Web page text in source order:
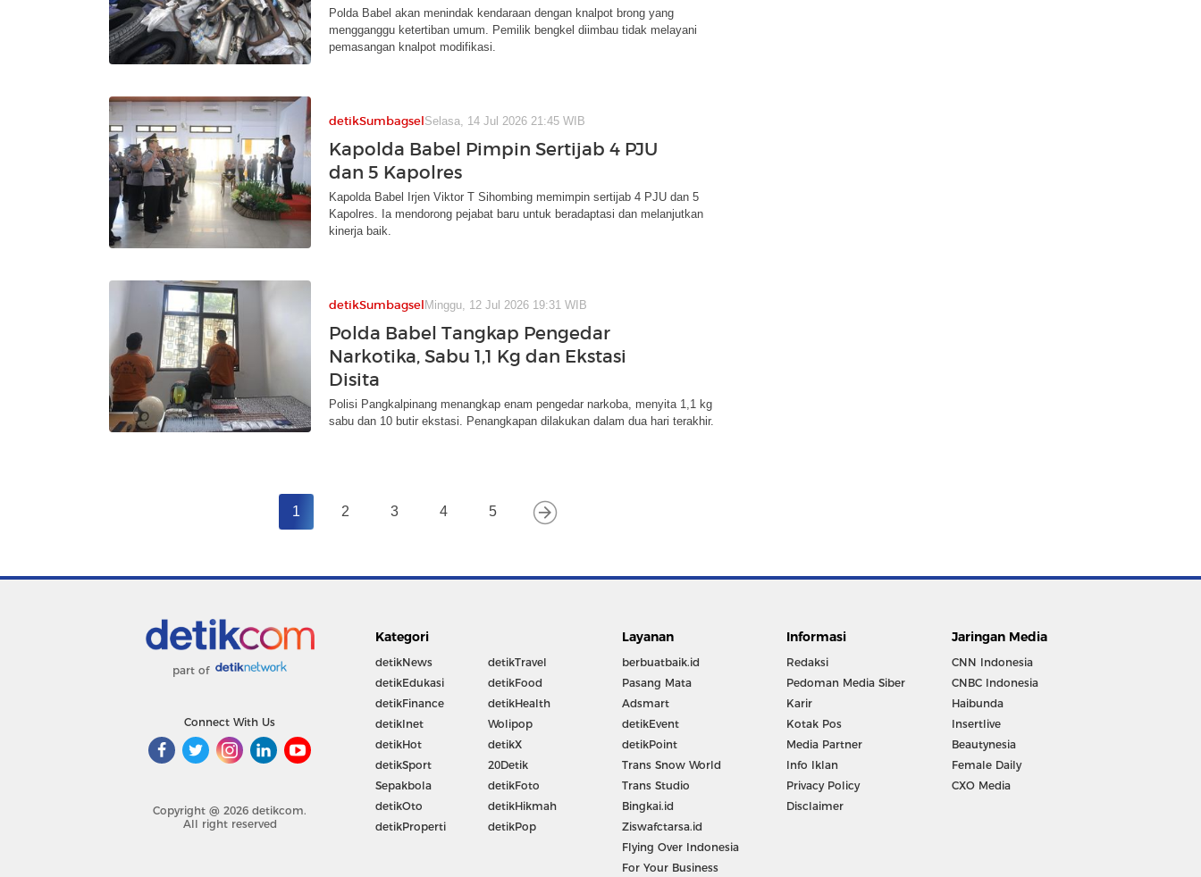
Polda Babel akan menindak kendaraan dengan knalpot brong yang
mengganggu ketertiban umum. Pemilik bengkel diimbau tidak melayani
pemasangan knalpot modifikasi.
detikSumbagselSelasa, 14 Jul 2026 21:45 WIB
Kapolda Babel Pimpin Sertijab 4 PJU
dan 5 Kapolres
Kapolda Babel Irjen Viktor T Sihombing memimpin sertijab 4 PJU dan 5
Kapolres. Ia mendorong pejabat baru untuk beradaptasi dan melanjutkan
kinerja baik.
detikSumbagsel Minggu, 12 Jul 2026 19:31 WIB
Polda Babel Tangkap Pengedar
Narkotika, Sabu 1,1 Kg dan Ekstasi
Disita
Polisi Pangkalpinang menangkap enam pengedar narkoba, menyita 1,1 kg
sabu dan 10 butir ekstasi. Penangkapan dilakukan dalam dua hari terakhir.
1 2 3 4 5
part of
Connect With Us
Copyright @ 2026 detikcom.
All right reserved
Kategori
detikNews
detikEdukasi
detikFinance
detikInet
detikHot
detikSport
Sepakbola
detikOto
detikProperti
detikTravel
detikFood
detikHealth
Wolipop
detikX
20Detik
detikFoto
detikHikmah
detikPop
Layanan
berbuatbaik.id
Pasang Mata
Adsmart
detikEvent
detikPoint
Trans Snow World
Trans Studio
Bingkai.id
Ziswafctarsa.id
Flying Over Indonesia
For Your Business
Informasi
Redaksi
Pedoman Media Siber
Karir
Kotak Pos
Media Partner
Info Iklan
Privacy Policy
Disclaimer
Jaringan Media
CNN Indonesia
CNBC Indonesia
Haibunda
Insertlive
Beautynesia
Female Daily
CXO Media